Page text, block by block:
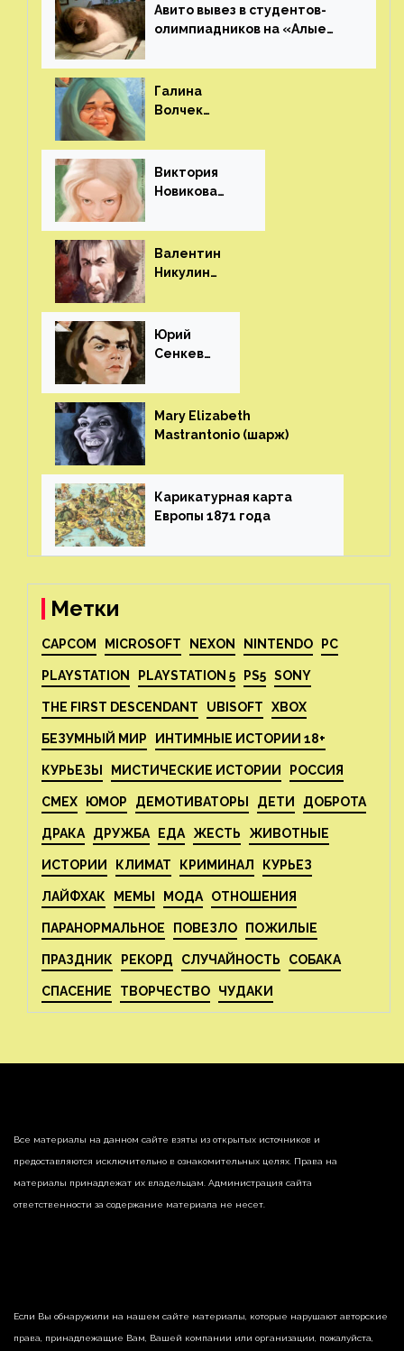
Авито вывез в студентов-
олимпиадников на «Алые
Галина
Волчек
Виктория
Новикова
Валентин
Никулин
Юрий
Сенкеви
Mary Elizabeth
Mastrantonio (шарж)⁠⁠
Карикатурная карта
Европы 1871 года⁠⁠
Метки
CAPCOM MICROSOFT NEXON NINTENDO PC
PLAYSTATION PLAYSTATION 5 PS5 SONY
THE FIRST DESCENDANT UBISOFT XBOX
БЕЗУМНЫЙ МИР ИНТИМНЫЕ ИСТОРИИ 18+
КУРЬЕЗЫ МИСТИЧЕСКИЕ ИСТОРИИ РОССИЯ
СМЕХ ЮМОР ДЕМОТИВАТОРЫ ДЕТИ ДОБРОТА
ДРАКА ДРУЖБА ЕДА ЖЕСТЬ ЖИВОТНЫЕ
ИСТОРИИ КЛИМАТ КРИМИНАЛ КУРЬЕЗ
ЛАЙФХАК МЕМЫ МОДА ОТНОШЕНИЯ
ПАРАНОРМАЛЬНОЕ ПОВЕЗЛО ПОЖИЛЫЕ
ПРАЗДНИК РЕКОРД СЛУЧАЙНОСТЬ СОБАКА
СПАСЕНИЕ ТВОРЧЕСТВО ЧУДАКИ
Все материалы на данном сайте взяты из открытых источников и
предоставляются исключительно в ознакомительных целях. Права на
материалы принадлежат их владельцам. Администрация сайта
ответственности за содержание материала не несет.
Если Вы обнаружили на нашем сайте материалы, которые нарушают авторские
права, принадлежащие Вам, Вашей компании или организации, пожалуйста,